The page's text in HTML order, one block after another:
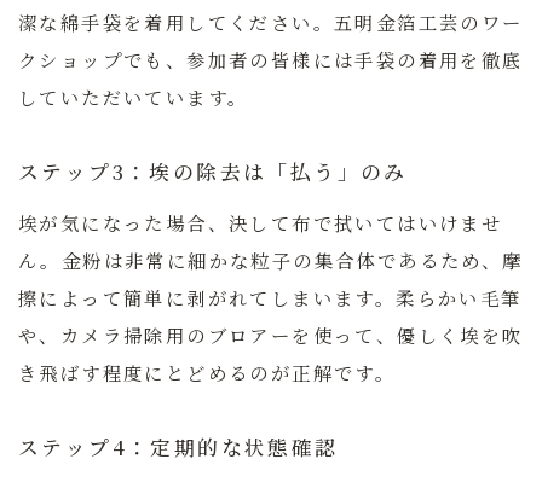
潔な綿手袋を着用してください。五明金箔工芸のワー
クショップでも、参加者の皆様には手袋の着用を徹底
していただいています。
ステップ3：埃の除去は「払う」のみ
埃が気になった場合、決して布で拭いてはいけませ
ん。金粉は非常に細かな粒子の集合体であるため、摩
擦によって簡単に剥がれてしまいます。柔らかい毛筆
や、カメラ掃除用のブロアーを使って、優しく埃を吹
き飛ばす程度にとどめるのが正解です。
ステップ4：定期的な状態確認